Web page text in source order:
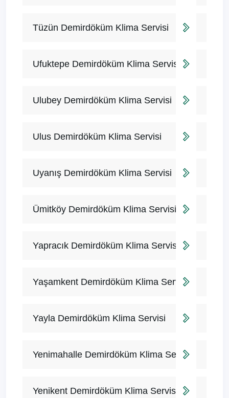
Tüzün Demirdöküm Klima Servisi
Ufuktepe Demirdöküm Klima Servisi
Ulubey Demirdöküm Klima Servisi
Ulus Demirdöküm Klima Servisi
Uyanış Demirdöküm Klima Servisi
Ümitköy Demirdöküm Klima Servisi
Yapracık Demirdöküm Klima Servisi
Yaşamkent Demirdöküm Klima Servisi
Yayla Demirdöküm Klima Servisi
Yenimahalle Demirdöküm Klima Servisi
Yenikent Demirdöküm Klima Servisi